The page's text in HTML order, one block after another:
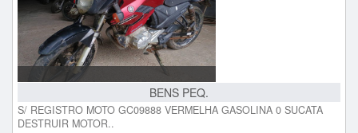
BENS PEQ.
S/ REGISTRO MOTO GC09888 VERMELHA GASOLINA 0 SUCATA
DESTRUIR MOTOR..